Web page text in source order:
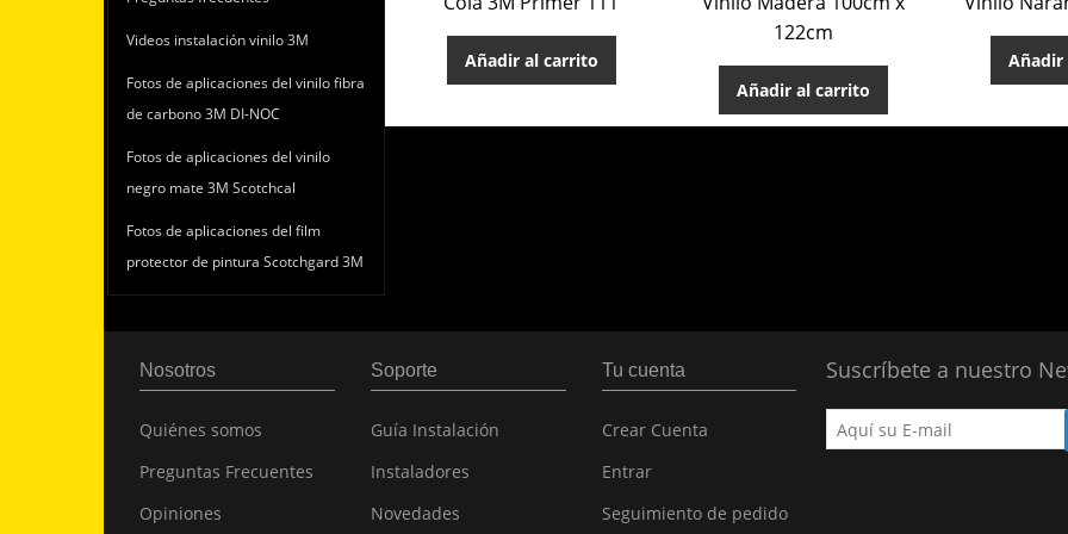
Videos instalación vinilo 3M
Fotos de aplicaciones del vinilo fibra
de carbono 3M DI-NOC
Fotos de aplicaciones del vinilo
negro mate 3M Scotchcal
Fotos de aplicaciones del film
protector de pintura Scotchgard 3M
Añadir al carrito
122cm
Añadir al carrito
Añadir
Nosotros
Quiénes somos
Preguntas Frecuentes
Opiniones
Soporte
Guía Instalación
Instaladores
Novedades
Tu cuenta
Crear Cuenta
Entrar
Seguimiento de pedido
Suscríbete a nuestro